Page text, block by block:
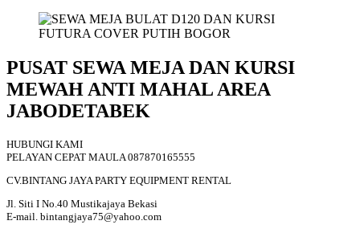
PUSAT SEWA MEJA DAN KURSI
MEWAH ANTI MAHAL AREA
JABODETABEK
HUBUNGI KAMI
PELAYAN CEPAT MAULA 087870165555
CV.BINTANG JAYA PARTY EQUIPMENT RENTAL
Jl. Siti I No.40 Mustikajaya Bekasi
E-mail. bintangjaya75@yahoo.com